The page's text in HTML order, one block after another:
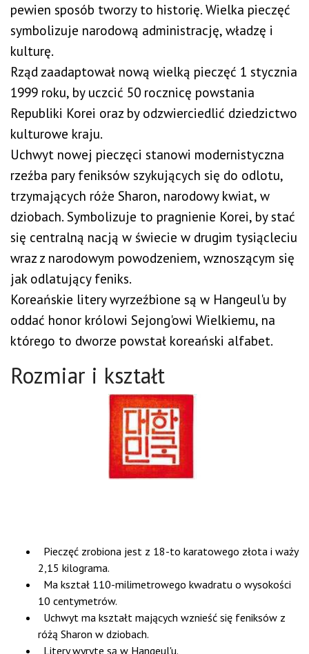
pewien sposób tworzy to historię. Wielka pieczęć
symbolizuje narodową administrację, władzę i
kulturę.
Rząd zaadaptował nową wielką pieczęć 1 stycznia
1999 roku, by uczcić 50 rocznicę powstania
Republiki Korei oraz by odzwierciedlić dziedzictwo
kulturowe kraju.
Uchwyt nowej pieczęci stanowi modernistyczna
rzeźba pary feniksów szykujących się do odlotu,
trzymających róże Sharon, narodowy kwiat, w
dziobach. Symbolizuje to pragnienie Korei, by stać
się centralną nacją w świecie w drugim tysiącleciu
wraz z narodowym powodzeniem, wznoszącym się
jak odlatujący feniks.
Koreańskie litery wyrzeźbione są w Hangeul'u by
oddać honor królowi Sejong'owi Wielkiemu, na
którego to dworze powstał koreański alfabet.
Rozmiar i kształt
Pieczęć zrobiona jest z 18-to karatowego złota i waży
2,15 kilograma.
Ma kształ 110-milimetrowego kwadratu o wysokości
10 centymetrów.
Uchwyt ma kształt mających wznieść się feniksów z
różą Sharon w dziobach.
Litery wyryte są w Hangeul'u.